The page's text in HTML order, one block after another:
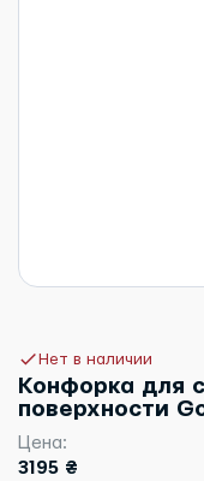
Нет в наличии
Конфорка для
поверхности
Цена:
3195 ₴